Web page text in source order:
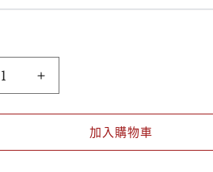
糕
加入購物車